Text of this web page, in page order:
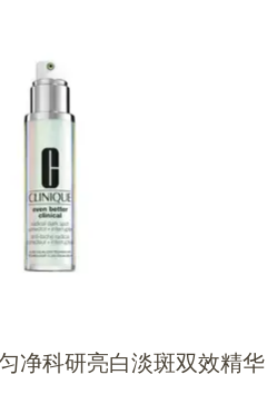
净科研亮白淡斑双效精华